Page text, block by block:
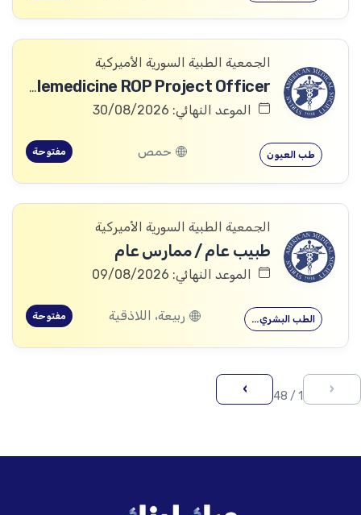
الجمعية الطبية السورية الأميركية
Telemedicine ROP Project Officer
الموعد النهائي: 30/08/2026
طب العيون حمص مفتوحة
الجمعية الطبية السورية الأميركية
طبيب عام / ممارس عام
الموعد النهائي: 09/08/2026
الطب البشري… ربيعة، اللاذقية مفتوحة
‹
1 / 48
›